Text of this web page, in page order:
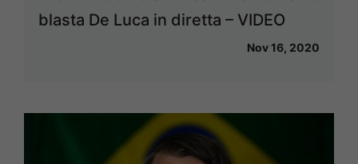
blasta De Luca in diretta – VIDEO
Nov 16, 2020